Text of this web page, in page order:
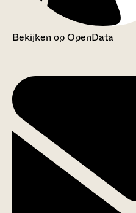
Bekijken op OpenData